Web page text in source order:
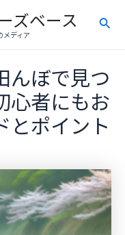
ズベース
メディア
検
んぼで見つ
心者にもお
とポイント